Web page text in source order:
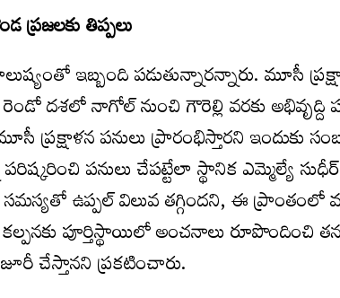
ప్రజలకు తిప్పలు
ఇబ్బంది పడుతున్నారన్నారు. మూసీ
దశలో నాగోల్ నుంచి గౌరెల్లి వరకు అభివృద్ది
ప్రక్షాళన పనులు ప్రారంభిస్తారని ఇందుకు
పనులు చేపట్టేలా స్థానిక ఎమ్మెల్యే సుధీర్
ఉప్పల్ విలువ తగ్గిందని, ఈ ప్రాంతంలో
పూర్తిస్థాయిలో అంచనాలు రూపొందించి
చేస్తానని ప్రకటించారు.